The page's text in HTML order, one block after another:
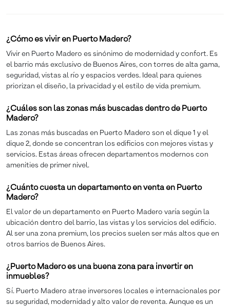
¿Cómo es vivir en Puerto Madero?
Vivir en Puerto Madero es sinónimo de modernidad y confort. Es
el barrio más exclusivo de Buenos Aires, con torres de alta gama,
seguridad, vistas al río y espacios verdes. Ideal para quienes
priorizan el diseño, la privacidad y el estilo de vida premium.
¿Cuáles son las zonas más buscadas dentro de Puerto
Madero?
Las zonas más buscadas en Puerto Madero son el dique 1 y el
dique 2, donde se concentran los edificios con mejores vistas y
servicios. Estas áreas ofrecen departamentos modernos con
amenities de primer nivel.
¿Cuánto cuesta un departamento en venta en Puerto
Madero?
El valor de un departamento en Puerto Madero varía según la
ubicación dentro del barrio, las vistas y los servicios del edificio.
Al ser una zona premium, los precios suelen ser más altos que en
otros barrios de Buenos Aires.
¿Puerto Madero es una buena zona para invertir en
inmuebles?
Sí. Puerto Madero atrae inversores locales e internacionales por
su seguridad, modernidad y alto valor de reventa. Aunque es un